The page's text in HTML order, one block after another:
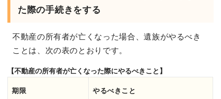
た際の手続きをする
不動産の所有者が亡くなった場合、遺族がやるべき
ことは、次の表のとおりです。
【不動産の所有者が亡くなった際にやるべきこと】
期限 やるべきこと